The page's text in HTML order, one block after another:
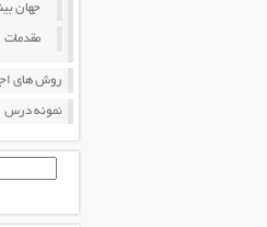
جهان
مقدمات
روش های
نمونه درس
جستجو